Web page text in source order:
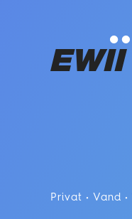
Privat Vand